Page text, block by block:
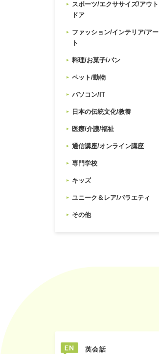
スポーツ/エクササイズ/アウト
ドア
ファッション/インテリア/アー
ト
料理/お菓子/パン
ペット/動物
パソコン/IT
日本の伝統文化/教養
医療/介護/福祉
通信講座/オンライン講座
専門学校
キッズ
ユニーク＆レア/バラエティ
その他
英会話